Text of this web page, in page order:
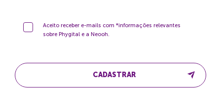
Aceito receber e-mails com *informações relevantes
sobre Phygital e a Neooh.
CADASTRAR